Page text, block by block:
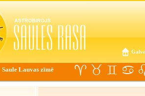
Saule Lauvas zīmē